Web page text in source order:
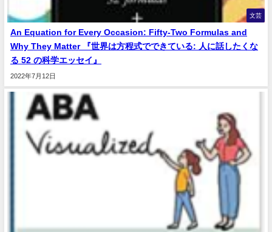
文芸
An Equation for Every Occasion: Fifty-Two Formulas and
Why They Matter 『世界は方程式でできている: 人に話したくな
る 52 の科学エッセイ』
2022年7月12日